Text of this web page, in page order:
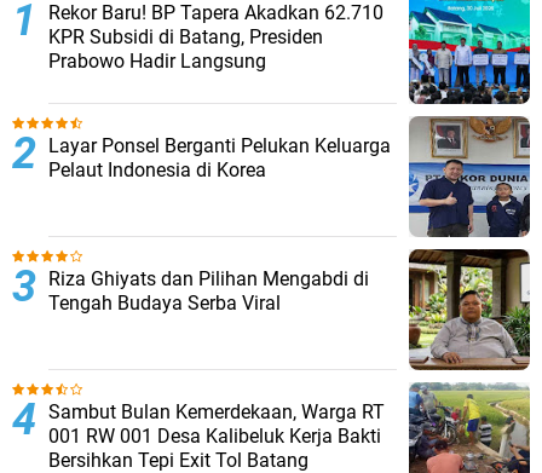
Rekor Baru! BP Tapera Akadkan 62.710
KPR Subsidi di Batang, Presiden
Prabowo Hadir Langsung
Layar Ponsel Berganti Pelukan Keluarga
Pelaut Indonesia di Korea
Riza Ghiyats dan Pilihan Mengabdi di
Tengah Budaya Serba Viral
Sambut Bulan Kemerdekaan, Warga RT
001 RW 001 Desa Kalibeluk Kerja Bakti
Bersihkan Tepi Exit Tol Batang